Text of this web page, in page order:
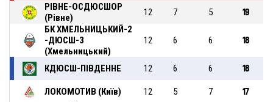
РІВНЕ-ОСДЮСШОР
(Рівне)
12 7 5 19
БК ХМЕЛЬНИЦЬКИЙ-2
-ДЮСШ-3
(Хмельницький)
12 6 6 18
КДЮСШ-ПІВДЕННЕ 12 6 6 18
ЛОКОМОТИВ (Київ) 12 5 7 17